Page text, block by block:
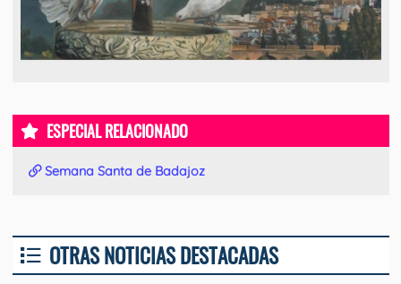
ESPECIAL RELACIONADO
Semana Santa de Badajoz
OTRAS NOTICIAS DESTACADAS